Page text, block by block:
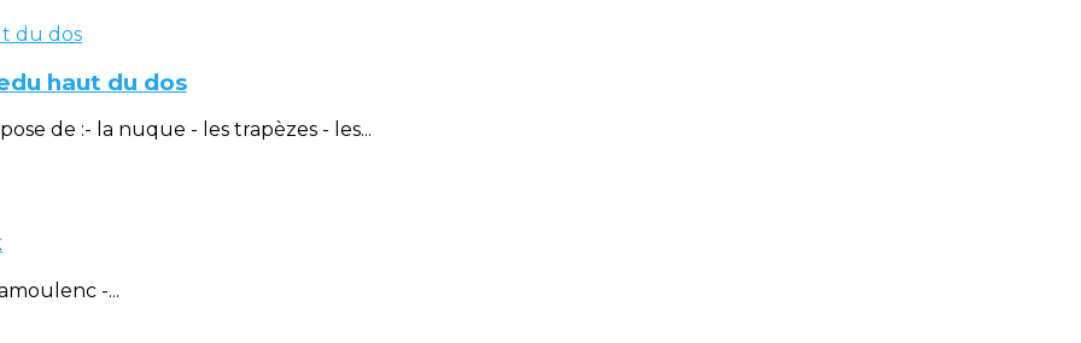
haut du dos
de :- la nuque - les trapèzes - les...
-...